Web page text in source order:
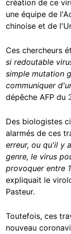
création de ce
une équipe de
chinoise et de
Ces chercheurs
si redoutable
simple mutation
communiquer
dépêche AFP du
Des biologistes
alarmés de ces
erreur, ou qu'il y
genre, le virus
provoquer entre
expliquait le
Pasteur.
Toutefois, ces
nouveau